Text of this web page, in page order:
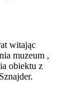
witając
muzeum ,
obiektu z